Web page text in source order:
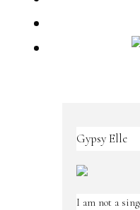
Gypsy Elle
I am not a